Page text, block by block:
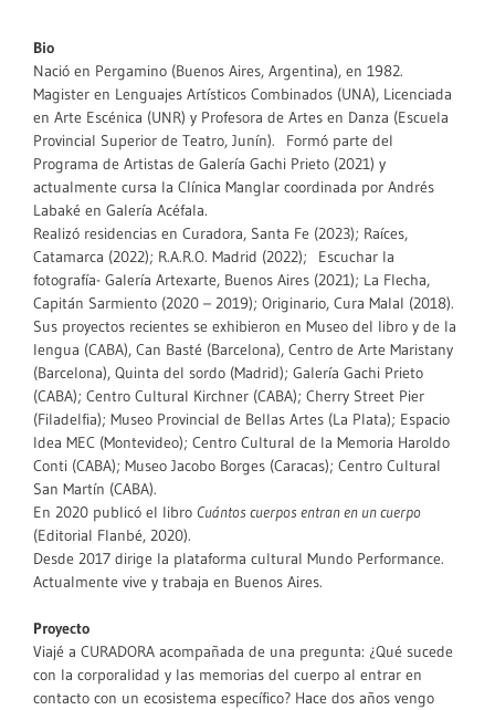
Bio
Nació en Pergamino (Buenos Aires, Argentina), en 1982.
Magister en Lenguajes Artísticos Combinados (UNA), Licenciada
en Arte Escénica (UNR) y Profesora de Artes en Danza (Escuela
Provincial Superior de Teatro, Junín). Formó parte del
Programa de Artistas de Galería Gachi Prieto (2021) y
actualmente cursa la Clínica Manglar coordinada por Andrés
Labaké en Galería Acéfala.
Realizó residencias en Curadora, Santa Fe (2023); Raíces,
Catamarca (2022); R.A.R.O. Madrid (2022); Escuchar la
fotografía- Galería Artexarte, Buenos Aires (2021); La Flecha,
Capitán Sarmiento (2020 – 2019); Originario, Cura Malal (2018).
Sus proyectos recientes se exhibieron en Museo del libro y de la
lengua (CABA), Can Basté (Barcelona), Centro de Arte Maristany
(Barcelona), Quinta del sordo (Madrid); Galería Gachi Prieto
(CABA); Centro Cultural Kirchner (CABA); Cherry Street Pier
(Filadelfia); Museo Provincial de Bellas Artes (La Plata); Espacio
Idea MEC (Montevideo); Centro Cultural de la Memoria Haroldo
Conti (CABA); Museo Jacobo Borges (Caracas); Centro Cultural
San Martín (CABA).
En 2020 publicó el libro Cuántos cuerpos entran en un cuerpo
(Editorial Flanbé, 2020).
Desde 2017 dirige la plataforma cultural Mundo Performance.
Actualmente vive y trabaja en Buenos Aires.
Proyecto
Viajé a CURADORA acompañada de una pregunta: ¿Qué sucede
con la corporalidad y las memorias del cuerpo al entrar en
contacto con un ecosistema específico? Hace dos años vengo